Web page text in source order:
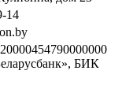
14
БИК